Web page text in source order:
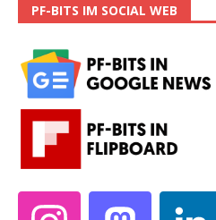
PF-BITS IM SOCIAL WEB